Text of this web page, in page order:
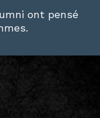
ont pensé